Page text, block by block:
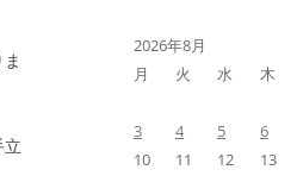
2026年8月
月
火 水 木
3
4 5 6
10
11 12 13